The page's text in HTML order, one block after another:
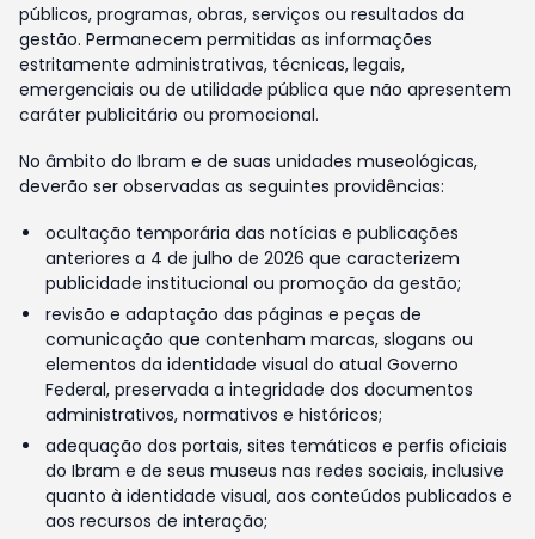
públicos, programas, obras, serviços ou resultados da
gestão. Permanecem permitidas as informações
estritamente administrativas, técnicas, legais,
emergenciais ou de utilidade pública que não apresentem
caráter publicitário ou promocional.
No âmbito do Ibram e de suas unidades museológicas,
deverão ser observadas as seguintes providências:
ocultação temporária das notícias e publicações
anteriores a 4 de julho de 2026 que caracterizem
publicidade institucional ou promoção da gestão;
revisão e adaptação das páginas e peças de
comunicação que contenham marcas, slogans ou
elementos da identidade visual do atual Governo
Federal, preservada a integridade dos documentos
administrativos, normativos e históricos;
adequação dos portais, sites temáticos e perfis oficiais
do Ibram e de seus museus nas redes sociais, inclusive
quanto à identidade visual, aos conteúdos publicados e
aos recursos de interação;